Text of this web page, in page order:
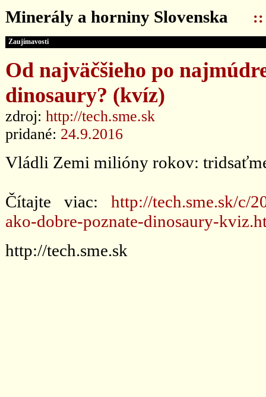
Minerály a horniny Slovenska ::
Zaujímavosti
Od najväčšieho po
dinosaury? (kvíz)
zdroj: http://tech.sme.sk
pridané: 24.9.2016
Vládli Zemi milióny rokov:
Čítajte viac: http://tech.sme.sk/c/
ako-dobre-poznate-dinosaury-
http://tech.sme.sk